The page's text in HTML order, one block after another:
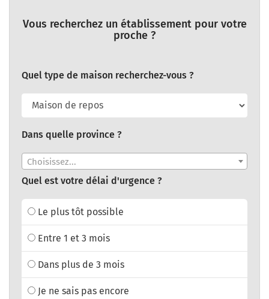
Vous recherchez un établissement pour votre
proche ?
Quel type de maison recherchez-vous ?
Dans quelle province ?
Choisissez...
Quel est votre délai d'urgence ?
Le plus tôt possible
Entre 1 et 3 mois
Dans plus de 3 mois
Je ne sais pas encore